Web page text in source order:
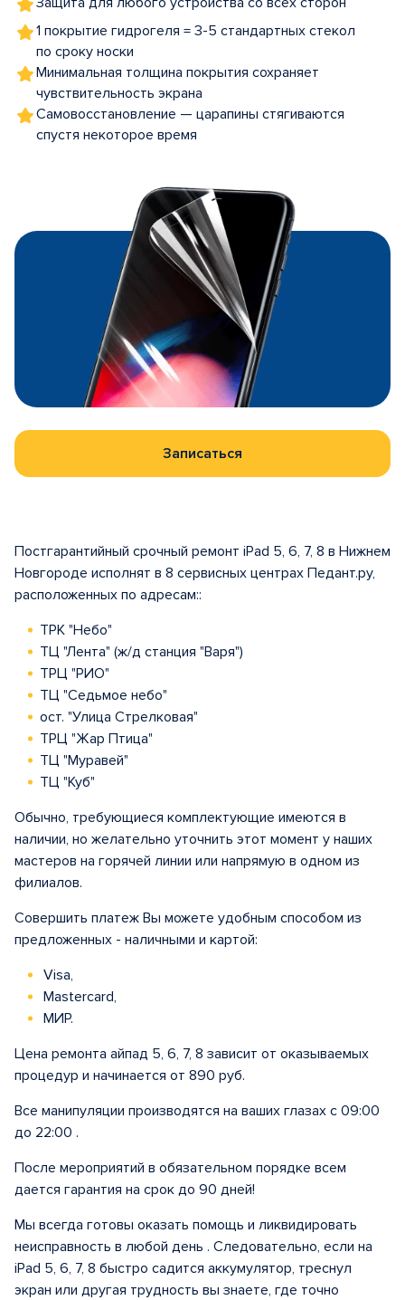
1 покрытие гидрогеля = 3-5 стандартных стекол
по сроку носки
Минимальная толщина покрытия сохраняет
чувствительность экрана
Самовосстановление — царапины стягиваются
спустя некоторое время
Записаться
Постгарантийный срочный ремонт iPad 5, 6, 7, 8 в Нижнем
Новгороде исполнят в 8 сервисных центрах Педант.ру,
расположенных по адресам::
ТРК "Небо"
ТЦ "Лента" (ж/д станция "Варя")
ТРЦ "РИО"
ТЦ "Седьмое небо"
ост. "Улица Стрелковая"
ТРЦ "Жар Птица"
ТЦ "Муравей"
ТЦ "Куб"
Обычно, требующиеся комплектующие имеются в
наличии, но желательно уточнить этот момент у наших
мастеров на горячей линии или напрямую в одном из
филиалов.
Совершить платеж Вы можете удобным способом из
предложенных - наличными и картой:
Visa,
Mastercard,
МИР.
Цена ремонта айпад 5, 6, 7, 8 зависит от оказываемых
процедур и начинается от 890 руб.
Все манипуляции производятся на ваших глазах с 09:00
до 22:00 .
После мероприятий в обязательном порядке всем
дается гарантия на срок до 90 дней!
Мы всегда готовы оказать помощь и ликвидировать
неисправность в любой день . Следовательно, если на
iPad 5, 6, 7, 8 быстро садится аккумулятор, треснул
экран или другая трудность вы знаете, где точно